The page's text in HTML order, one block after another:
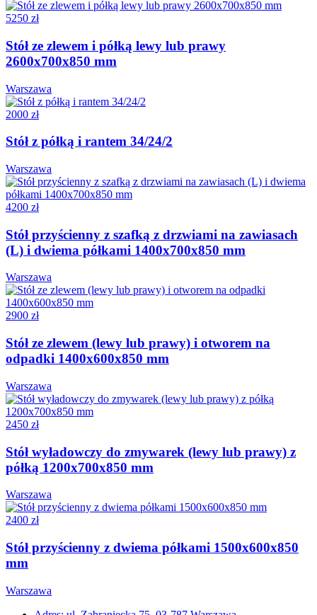
5250 zł
Stół ze zlewem i półką lewy lub prawy
2600x700x850 mm
Warszawa
2000 zł
Stół z półką i rantem 34/24/2
Warszawa
4200 zł
Stół przyścienny z szafką z drzwiami na zawiasach
(L) i dwiema półkami 1400x700x850 mm
Warszawa
2900 zł
Stół ze zlewem (lewy lub prawy) i otworem na
odpadki 1400x600x850 mm
Warszawa
2450 zł
Stół wyładowczy do zmywarek (lewy lub prawy) z
półką 1200x700x850 mm
Warszawa
2400 zł
Stół przyścienny z dwiema półkami 1500x600x850
mm
Warszawa